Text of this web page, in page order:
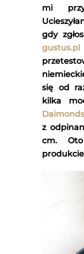
mi
gdy
gustus.pl
się od
kilka
z
cm.